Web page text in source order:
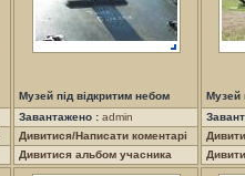
Музей під відкритим небом
Завантажено : admin
Дивитися/Написати коментарі
Дивитися альбом учасника
Музей